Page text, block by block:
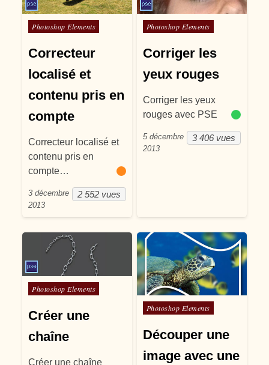
Posté dans
Photoshop Elements
Correcteur
localisé et
contenu pris en
compte
Correcteur localisé et
contenu pris en
compte…
2 552 vues
3 décembre
2013
Posté dans
Photoshop Elements
Corriger les
yeux rouges
Corriger les yeux
rouges avec PSE
3 406 vues
5 décembre
2013
Posté dans
Photoshop Elements
Créer une
chaîne
Créer une chaîne
Posté dans
Photoshop Elements
Découper une
image avec une